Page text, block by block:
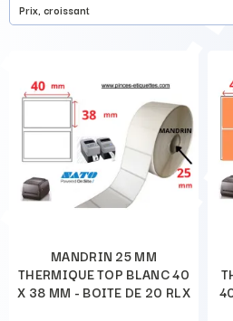
Prix, croissant
MANDRIN 25 MM
THERMIQUE TOP BLANC 40
X 38 MM - BOITE DE 20 RLX